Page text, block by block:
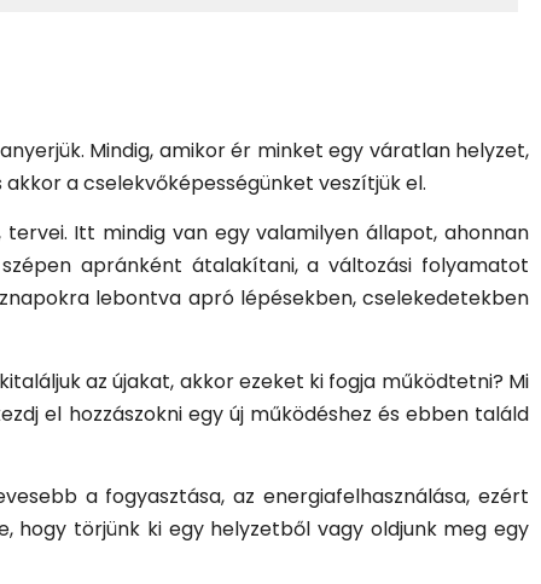
Mindig, amikor ér minket egy váratlan helyzet,
a cselekvőképességünket veszítjük el.
Itt mindig van egy valamilyen állapot, ahonnan
apránként átalakítani, a változási folyamatot
lebontva apró lépésekben, cselekedetekben
az újakat, akkor ezeket ki fogja működtetni? Mi
el hozzászokni egy új működéshez és ebben találd
a fogyasztása, az energiafelhasználása, ezért
hogy törjünk ki egy helyzetből vagy oldjunk meg egy